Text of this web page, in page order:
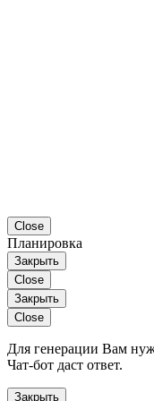
Close
Планировка
Закрыть
Close
Закрыть
Close
Для генерации Вам
Чат-бот даст ответ.
Закрыть